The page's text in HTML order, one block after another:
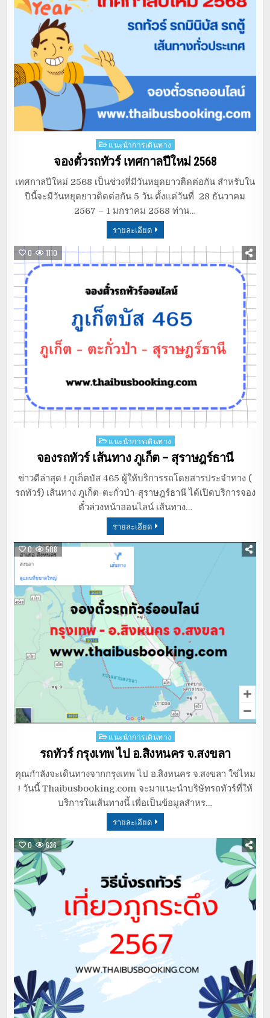
Posted
in
แนะนำการเดินทาง
จองตั๋วรถทัวร์ เทศกาลปีใหม่ 2568
เทศกาลปีใหม่ 2568 เป็นช่วงที่มีวันหยุดยาวติดต่อกัน สำหรับใน
ปีนี้จะมีวันหยุดยาวติดต่อกัน 5 วัน ตั้งแต่วันที่ 28 ธันวาคม
2567 – 1 มกราคม 2568 ท่าน…
รายละเอียด
0 1110
Posted
in
แนะนำการเดินทาง
จองรถทัวร์ เส้นทาง ภูเก็ต – สุราษฎร์ธานี
ข่าวดีล่าสุด ! ภูเก็ตบัส 465 ผู้ให้บริการรถโดยสารประจำทาง (
รถทัวร์) เส้นทาง ภูเก็ต-ตะกั่วป่า-สุราษฎร์ธานี ได้เปิดบริการจอง
ตั๋วล่วงหน้าออนไลน์ เส้นทาง…
รายละเอียด
0 508
Posted
in
แนะนำการเดินทาง
รถทัวร์ กรุงเทพ ไป อ.สิงหนคร จ.สงขลา
คุณกำลังจะเดินทางจากกรุงเทพ ไป อ.สิงหนคร จ.สงขลา ใช่ไหม
! วันนี้ Thaibusbooking.com จะมาแนะนำบริษัทรถทัวร์ที่ให้
บริการในเส้นทางนี้ เพื่อเป็นข้อมูลสำหร…
รายละเอียด
0 636